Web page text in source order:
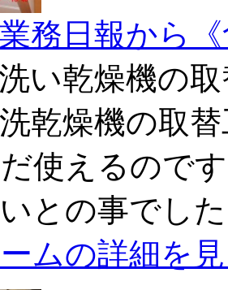
務日報から
洗い乾燥機の
乾燥機の取
使えるので
との事でし
ムの詳細を